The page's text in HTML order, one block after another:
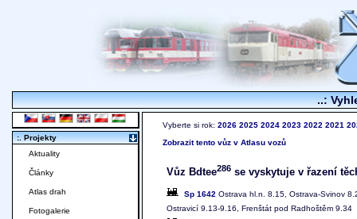
..:
Vyberte si rok: 2026 2025 2024 2023 2022 2021
Zobrazit tento vůz v Atlasu vozů
Vůz Bdtee286 se vyskytuje v řazení
Sp 1642 Ostrava hl.n. 8.15, Ostrava-Svinov
Ostravicí 9.13-9.16, Frenštát pod Radhoštěm 9.34
:. Projekty
Aktuality
Články
Atlas drah
Fotogalerie